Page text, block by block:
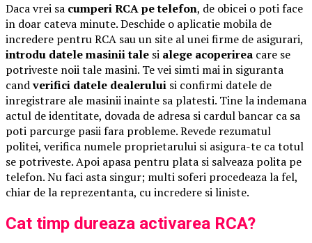
Daca vrei sa cumperi RCA pe telefon, de obicei o poti face
in doar cateva minute. Deschide o aplicatie mobila de
incredere pentru RCA sau un site al unei firme de asigurari,
introdu datele masinii tale si alege acoperirea care se
potriveste noii tale masini. Te vei simti mai in siguranta
candverifici datele dealerului si confirmi datele de
inregistrare ale masinii inainte sa platesti. Tine la indemana
actul de identitate, dovada de adresa si cardul bancar ca sa
poti parcurge pasii fara probleme. Revede rezumatul
politei, verifica numele proprietarului si asigura-te ca totul
se potriveste. Apoi apasa pentru plata si salveaza polita pe
telefon. Nu faci asta singur; multi soferi procedeaza la fel,
chiar de la reprezentanta, cu incredere si liniste.
Cat timp dureaza activarea RCA?